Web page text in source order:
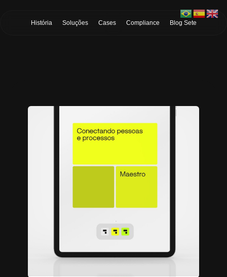
História Soluções Cases Compliance Blog Sete